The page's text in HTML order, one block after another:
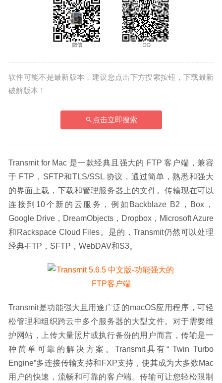
软件可能不是最新版本，建议您点击下方搜索按钮，下载最新
破解版本！
点击立即搜索
Transmit for Mac 是一款经典且强大的 FTP 客户端，兼容
于 FTP，SFTP和TLS/SSL 协议，通过简单，熟悉和强大
的界面上载，下载和管理服务器上的文件。传输现在可以
连接到10个新的云服务，例如Backblaze B2，Box，
Google Drive，DreamObjects，Dropbox，Microsoft Azure
和Rackspace Cloud Files。是的，Transmit仍然可以处理
经典-FTP，SFTP，WebDAV和S3。
Transmit是功能强大且用途广泛的macOS应用程序，可轻
松管理和组织跨云中多个服务器的大型文件。对于需要维
护网站，上传大量照片或执行备份的用户而言，传输是一
种简单可靠的解决方案。Transmit具有“ Twin Turbo
Engine”多连接传输支持和FXP支持，使其成为大多数Mac
用户的快速，流畅和可靠的客户端。传输可让您轻松限制